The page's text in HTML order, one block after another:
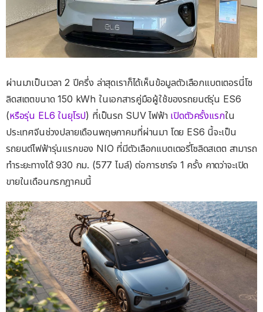
ผ่านมาเป็นเวลา 2 ปีครึ่ง ล่าสุดเราก็ได้เห็นข้อมูลตัวเลือกแบตเตอรนี่โซ
ลิดสเตตขนาด 150 kWh ในเอกสารคู่มือผู้ใช้ของรถยนต์รุ่น ES6
(หรือรุ่น EL6 ในยุโรป) ที่เป็นรถ SUV ไฟฟ้า เปิดตัวครั้งแรกใน
ประเทศจีนช่วงปลายเดือนพฤษภาคมที่ผ่านมา โดย ES6 นี้จะเป็น
รถยนต์ไฟฟ้ารุ่นแรกของ NIO ที่มีตัวเลือกแบตเตอรี่โซลิดสเตต สามารถ
ทำระยะทางได้ 930 กม. (577 ไมล์) ต่อการชาร์จ 1 ครั้ง คาดว่าจะเปิด
ขายในเดือนกรกฎาคมนี้